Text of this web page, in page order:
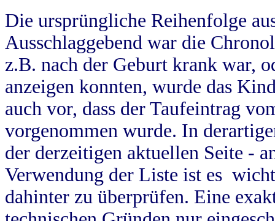
Die ursprüngliche Reihenfolge
Ausschlaggebend war die
z.B. nach der Geburt krank war,
anzeigen konnten, wurde das
auch vor, dass der Taufeintrag
vorgenommen wurde. In
der derzeitigen aktuellen Seite -
Verwendung der Liste ist es
dahinter zu überprüfen. Eine